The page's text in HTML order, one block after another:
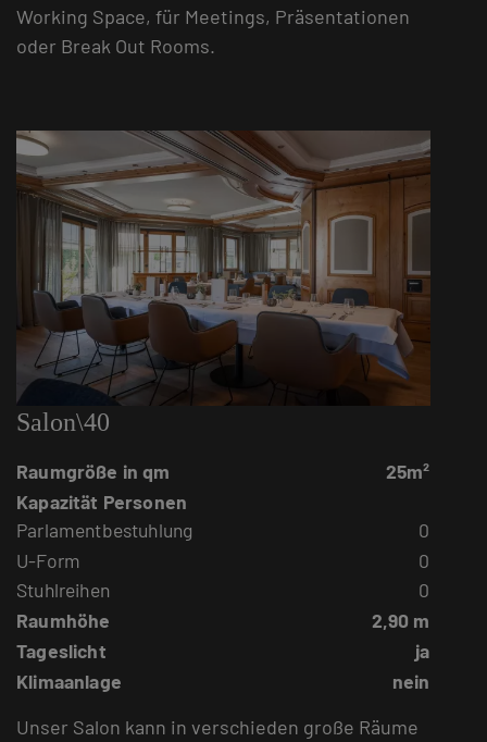
Working Space, für Meetings, Präsentationen
oder Break Out Rooms.
Salon\40
Raumgröße in qm
25m²
Kapazität Personen
Parlamentbestuhlung
0
U-Form
0
Stuhlreihen
0
Raumhöhe
2,90 m
Tageslicht
ja
Klimaanlage
nein
Unser Salon kann in verschieden große Räume